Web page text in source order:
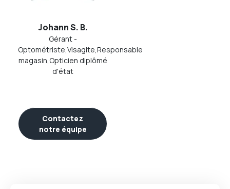
Johann S. B.
Gérant -
Optométriste,Visagite,Responsable
magasin,Opticien diplômé
d'état
Contactez
notre équipe